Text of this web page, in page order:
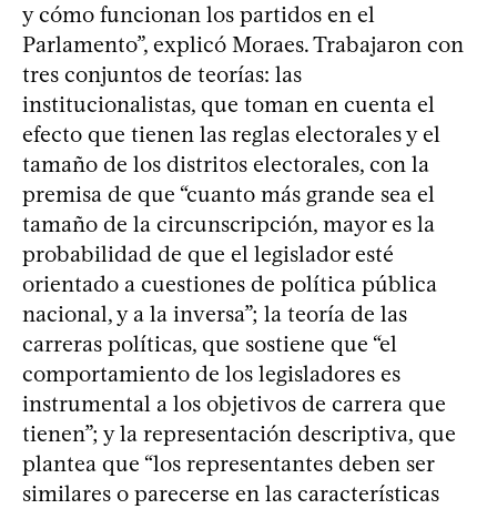
y cómo funcionan los partidos en el
Parlamento”, explicó Moraes. Trabajaron con
tres conjuntos de teorías: las
institucionalistas, que toman en cuenta el
efecto que tienen las reglas electorales y el
tamaño de los distritos electorales, con la
premisa de que “cuanto más grande sea el
tamaño de la circunscripción, mayor es la
probabilidad de que el legislador esté
orientado a cuestiones de política pública
nacional, y a la inversa”; la teoría de las
carreras políticas, que sostiene que “el
comportamiento de los legisladores es
instrumental a los objetivos de carrera que
tienen”; y la representación descriptiva, que
plantea que “los representantes deben ser
similares o parecerse en las características